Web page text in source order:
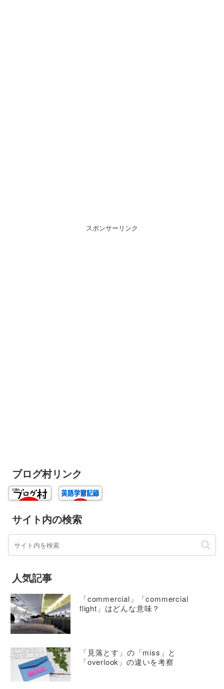
スポンサーリンク
ブログ村リンク
サイト内の検索
人気記事
「commercial」「commercial
flight」はどんな意味？
「見落とす」の「miss」と
「overlook」の違いを考察